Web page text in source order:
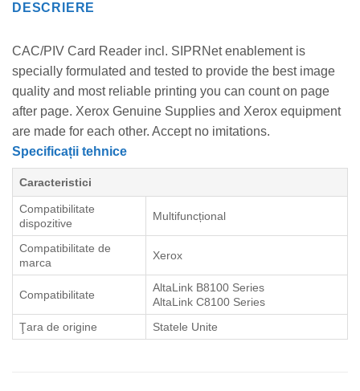
DESCRIERE
CAC/PIV Card Reader incl. SIPRNet enablement is
specially formulated and tested to provide the best image
quality and most reliable printing you can count on page
after page. Xerox Genuine Supplies and Xerox equipment
are made for each other. Accept no imitations.
Specificații tehnice
Caracteristici
Compatibilitate
dispozitive
Multifuncțional
Compatibilitate de
marca
Xerox
Compatibilitate
AltaLink B8100 Series
AltaLink C8100 Series
Ţara de origine
Statele Unite